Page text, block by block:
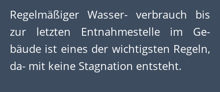
Regelmäßiger Wasser- verbrauch bis
zur letzten Entnahmestelle im Ge-
bäude ist eines der wichtigsten Regeln,
da- mit keine Stagnation entsteht.